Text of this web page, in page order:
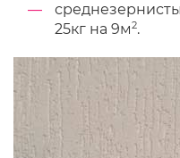
25кг на 9м2.